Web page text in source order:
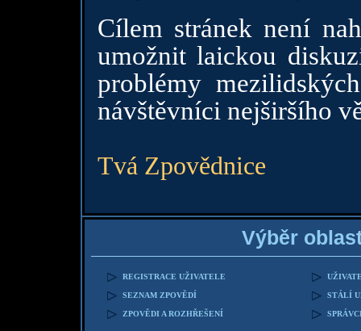
Cílem stránek není
umožnit laickou
problémy
návštěvníci nejširšího
Tvá Zpovědnice
Výběr
REGISTRACE UŽIVATELE
SEZNAM ZPOVĚDÍ
ZPOVĚDI A ROZHŘEŠENÍ
STÁLÍ